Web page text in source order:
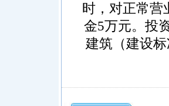
时，对正常营
金5万元。投
建筑（建设